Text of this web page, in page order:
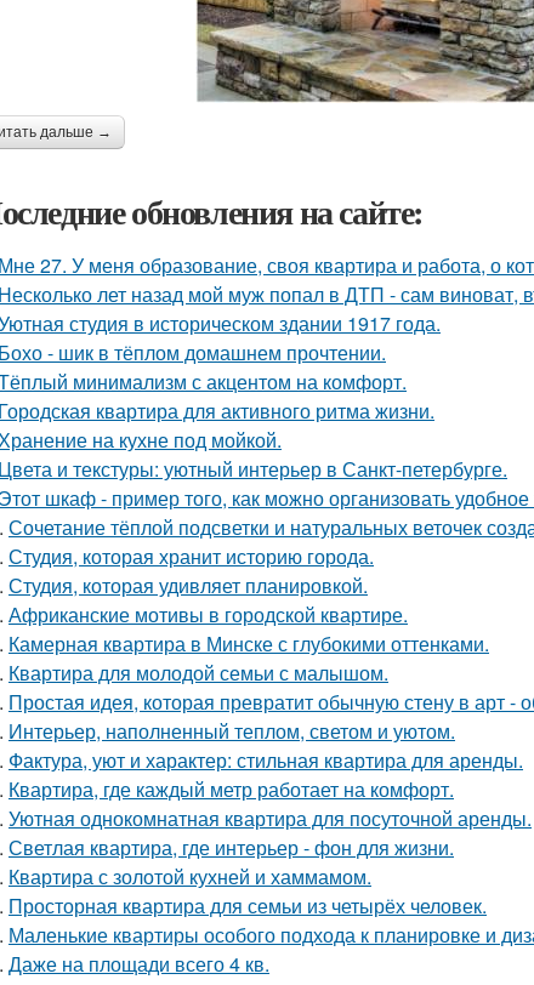
дальше →
обновления на сайте:
Мне 27. У меня образование, своя квартира и работа, о
Несколько лет назад мой муж попал в ДТП - сам виноват,
студия в историческом здании 1917 года.
Бохо - шик в тёплом домашнем прочтении.
минимализм с акцентом на комфорт.
Городская квартира для активного ритма жизни.
на кухне под мойкой.
Цвета и текстуры: уютный интерьер в Санкт-петербурге.
Этот шкаф - пример того, как можно организовать
Сочетание тёплой подсветки и натуральных веточек
Студия, которая хранит историю города.
Студия, которая удивляет планировкой.
Африканские мотивы в городской квартире.
Камерная квартира в Минске с глубокими оттенками.
Квартира для молодой семьи с малышом.
Простая идея, которая превратит обычную стену в арт -
Интерьер, наполненный теплом, светом и уютом.
Фактура, уют и характер: стильная квартира для аренды.
Квартира, где каждый метр работает на комфорт.
Уютная однокомнатная квартира для посуточной аренды.
Светлая квартира, где интерьер - фон для жизни.
Квартира с золотой кухней и хаммамом.
Просторная квартира для семьи из четырёх человек.
Маленькие квартиры особого подхода к планировке и
Даже на площади всего 4 кв.